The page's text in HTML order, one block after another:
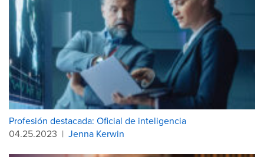
Profesión destacada: Oficial de inteligencia
04.25.2023 | Jenna Kerwin